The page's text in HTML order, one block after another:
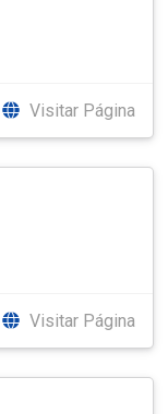
Visitar Página
Visitar Página